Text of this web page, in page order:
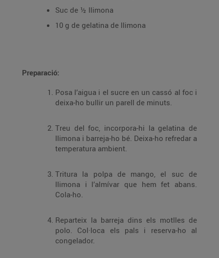
Suc de ½ llimona
10 g de gelatina de llimona
Preparació:
Posa l’aigua i el sucre en un cassó al foc i
deixa-ho bullir un parell de minuts.
Treu del foc, incorpora-hi la gelatina de
llimona i barreja-ho bé. Deixa-ho refredar a
temperatura ambient.
Tritura la polpa de mango, el suc de
llimona i l’almívar que hem fet abans.
Cola-ho.
Reparteix la barreja dins els motlles de
polo. Col·loca els pals i reserva-ho al
congelador.